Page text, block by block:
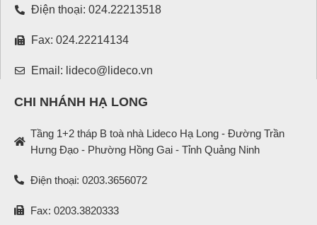
Điện thoại: 024.22213518
Fax: 024.22214134
Email: lideco@lideco.vn
CHI NHÁNH HẠ LONG
Tầng 1+2 tháp B toà nhà Lideco Hạ Long - Đường Trần
Hưng Đạo - Phường Hồng Gai - Tỉnh Quảng Ninh
Điện thoại: 0203.3656072
Fax: 0203.3820333